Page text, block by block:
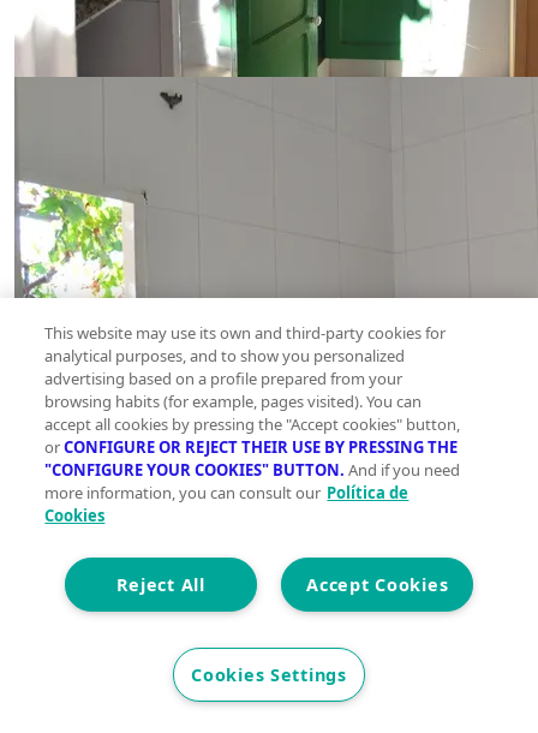
This website may use its own and third-party cookies for
analytical purposes, and to show you personalized
advertising based on a profile prepared from your
browsing habits (for example, pages visited). You can
accept all cookies by pressing the "Accept cookies" button,
orCONFIGURE OR REJECT THEIR USE BY PRESSING THE
"CONFIGURE YOUR COOKIES" BUTTON. And if you need
more information, you can consult our Política de
Cookies
Accept Cookies
Reject All
Cookies Settings